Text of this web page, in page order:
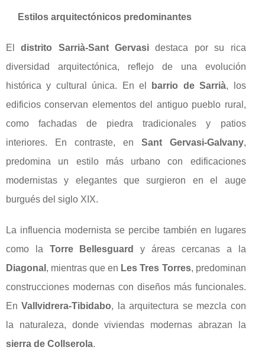
Estilos arquitectónicos predominantes
Eldistrito Sarrià-Sant Gervasi destaca por su rica
diversidad arquitectónica, reflejo de una evolución
histórica y cultural única. En el
barrio de Sarrià, los
edificios conservan elementos del antiguo pueblo rural,
como fachadas de piedra tradicionales y patios
interiores. En contraste, en Sant Gervasi-Galvany,
predomina un estilo más urbano con edificaciones
modernistas y elegantes que surgieron en el auge
burgués del siglo XIX.
La influencia modernista se percibe también en lugares
como la Torre Bellesguard
y áreas cercanas a la
Diagonal , mientras que en Les Tres Torres, predominan
construcciones modernas con diseños más funcionales.
EnVallvidrera-Tibidabo, la arquitectura se mezcla con
la naturaleza, donde viviendas modernas abrazan la
sierra de Collserola.